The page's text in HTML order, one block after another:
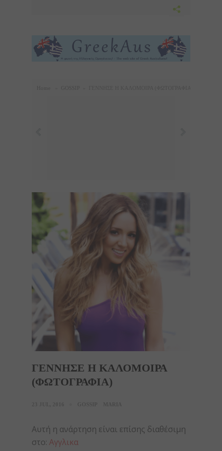
ΓΕΝΝΗΣΕ Η ΚΑΛΟΜΟΙΡΑ
(ΦΩΤΟΓΡΑΦΙΑ)
Αυτή η ανάρτηση είναι επίσης διαθέσιμη
στο: Αγγλικα